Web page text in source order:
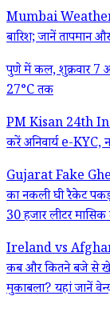
Mumbai
बारिश; जानें तापमान
पुणे में कल, शुक्रवार 7
27°C तक
PM Kisan 24th
करें अनिवार्य e-KYC,
Gujarat Fake
का नकली घी रैकेट
30 हजार लीटर
Ireland vs
कब और कितने बजे से
मुकाबला? यहां जानें